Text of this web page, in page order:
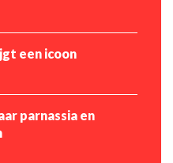
een icoon
parnassia en